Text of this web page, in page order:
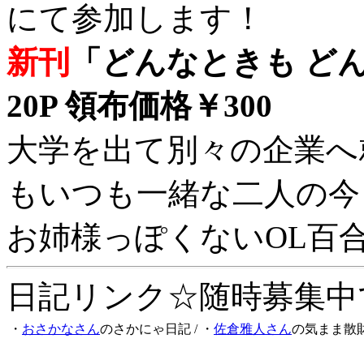
にて参加します！
新刊
「どんなときも ど
20P 領布価格￥300
大学を出て別々の企業
もいつも一緒な二人の
お姉様っぽくないOL百
日記リンク☆随時募集
・ おさかなさんのさかにゃ日記 / ・ 佐倉雅人さんの気まま散